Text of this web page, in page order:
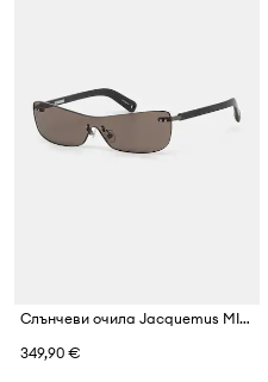
Слънчеви очила Jacquemus MIRADA
349,90 €